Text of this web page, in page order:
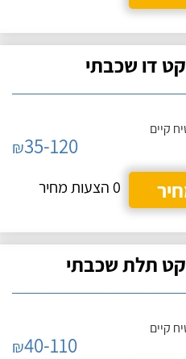
דו שכבתי
קיים
₪35-120
0 הצעות מחיר
תלת שכבתי
קיים
₪40-110